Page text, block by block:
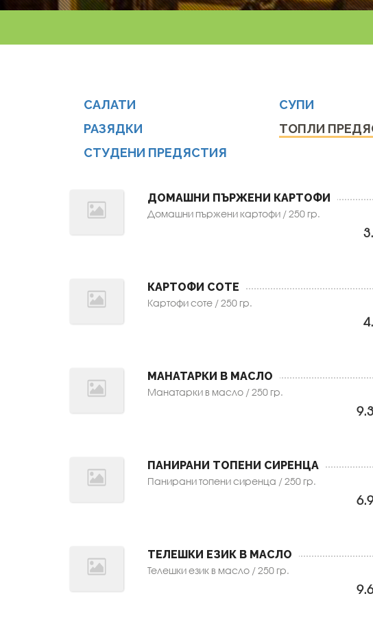
САЛАТИ
РАЗЯДКИ
СТУДЕНИ ПРЕДЯСТИЯ
СУПИ
ТОПЛИ
ДОМАШНИ ПЪРЖЕНИ КАРТОФИ
Домашни пържени картофи / 250 гр.
КАРТОФИ СОТЕ
Картофи соте / 250 гр.
МАНАТАРКИ В МАСЛО
Манатарки в масло / 250 гр.
ПАНИРАНИ ТОПЕНИ СИРЕНЦА
Панирани топени сиренца / 250 гр.
ТЕЛЕШКИ ЕЗИК В МАСЛО
Телешки език в масло / 250 гр.